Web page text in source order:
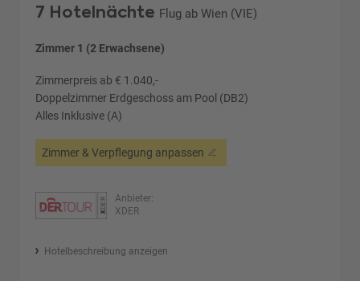
7 Hotelnächte Flug ab Wien (VIE)
Zimmer 1 (2 Erwachsene)
Zimmerpreis ab € 1.040,-
Doppelzimmer Erdgeschoss am Pool (DB2)
Alles Inklusive (A)
Zimmer & Verpflegung anpassen
Anbieter:
XDER
Hotelbeschreibung anzeigen